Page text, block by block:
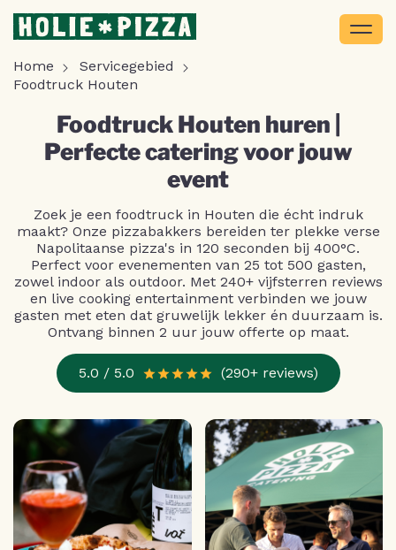
Home
Servicegebied
Foodtruck Houten
Foodtruck Houten huren |
Perfecte catering voor jouw
event
Zoek je een foodtruck in Houten die écht indruk
maakt? Onze pizzabakkers bereiden ter plekke verse
Napolitaanse pizza's in 120 seconden bij 400°C.
Perfect voor evenementen van 25 tot 500 gasten,
zowel indoor als outdoor. Met 240+ vijfsterren reviews
en live cooking entertainment verbinden we jouw
gasten met eten dat gruwelijk lekker én duurzaam is.
Ontvang binnen 2 uur jouw offerte op maat.
5.0 / 5.0 (290+ reviews)